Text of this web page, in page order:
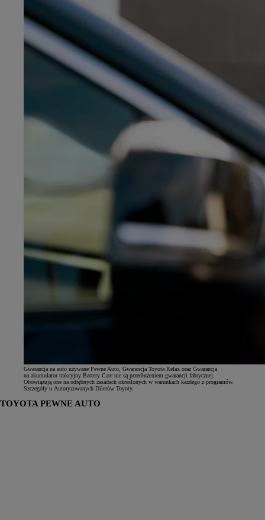
Gwarancja na auto używane Pewne Auto, Gwarancja Toyota Relax oraz Gwarancja
na akumulator trakcyjny Battery Care nie są przedłużeniem gwarancji fabrycznej.
Obowiązują one na odrębnych zasadach określonych w warunkach każdego z programów.
Szczegóły u Autoryzowanych Dilerów Toyoty.
TOYOTA PEWNE AUTO